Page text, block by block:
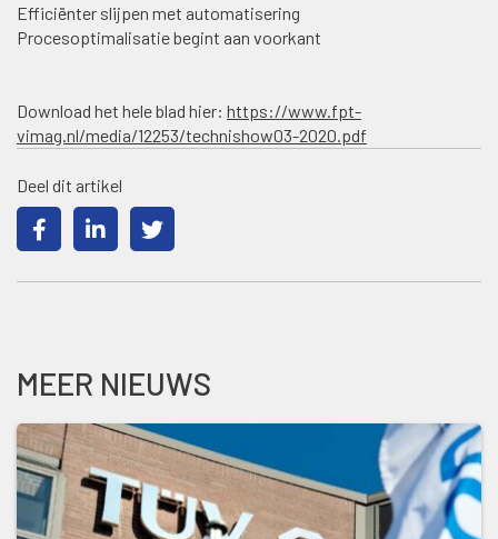
Efficiënter slijpen met automatisering
Procesoptimalisatie begint aan voorkant
Download het hele blad hier: https://www.fpt-
vimag.nl/media/12253/technishow03-2020.pdf
Deel dit artikel
MEER NIEUWS